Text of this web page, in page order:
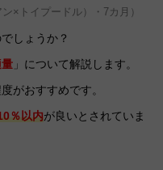
×トイプードル）・7カ月）
しょうか？
」について解説します。
がおすすめです。
％以内が良いとされていま